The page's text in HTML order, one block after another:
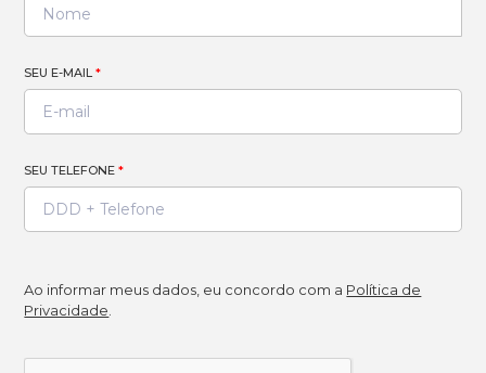
SEU E-MAIL*
SEU TELEFONE*
Ao informar meus dados, eu concordo com a Política de
Privacidade